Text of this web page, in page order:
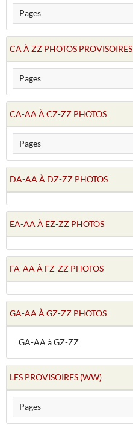
CA À ZZ PHOTOS PROVISOIRES
CA-AA À CZ-ZZ PHOTOS
DA-AA À DZ-ZZ PHOTOS
EA-AA À EZ-ZZ PHOTOS
FA-AA À FZ-ZZ PHOTOS
GA-AA À GZ-ZZ PHOTOS
GA-AA à GZ-ZZ
LES PROVISOIRES (WW)